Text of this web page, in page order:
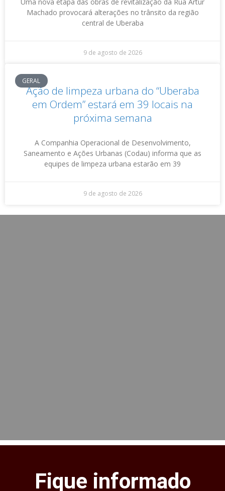
Uma nova etapa das obras de revitalização da Rua Artur
Machado provocará alterações no trânsito da região
central de Uberaba
9 de agosto de 2026
GERAL
Ação de limpeza urbana do “Uberaba
em Ordem” estará em 39 locais na
próxima semana
A Companhia Operacional de Desenvolvimento,
Saneamento e Ações Urbanas (Codau) informa que as
equipes de limpeza urbana estarão em 39
9 de agosto de 2026
Fique informado